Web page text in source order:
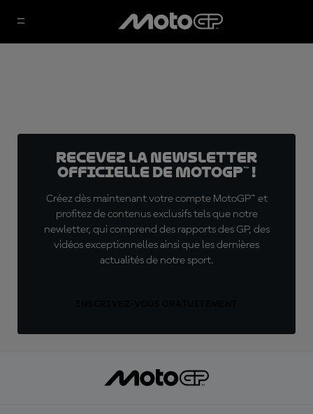
Recevez la Newsletter
officielle de MotoGP™ !
Créez dès maintenant votre compte MotoGP™ et
profitez de contenus exclusifs tels que notre
newletter, qui comprend des rapports des GP, des
vidéos exceptionnelles ainsi que les dernières
actualités de notre sport.